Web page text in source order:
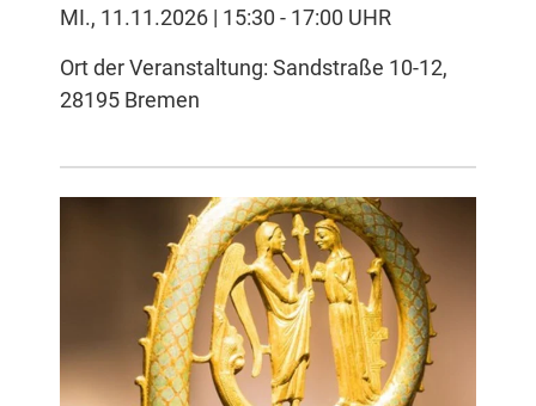
MI., 11.11.2026 | 15:30 - 17:00 UHR
Ort der Veranstaltung: Sandstraße 10-12,
28195 Bremen